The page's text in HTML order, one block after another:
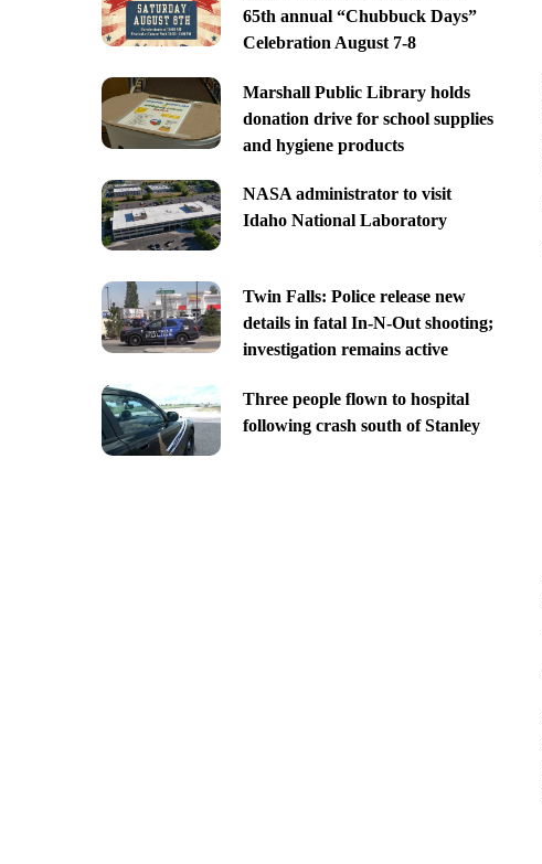
65th annual “Chubbuck Days”
Celebration August 7-8
Marshall Public Library holds
donation drive for school supplies
and hygiene products
NASA administrator to visit
Idaho National Laboratory
Twin Falls: Police release new
details in fatal In-N-Out shooting;
investigation remains active
Three people flown to hospital
following crash south of Stanley